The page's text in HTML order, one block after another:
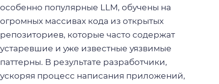
особенно популярные LLM, обучены на
огромных массивах кода из открытых
репозиториев, которые часто содержат
устаревшие и уже известные уязвимые
паттерны. В результате разработчики,
ускоряя процесс написания приложений,